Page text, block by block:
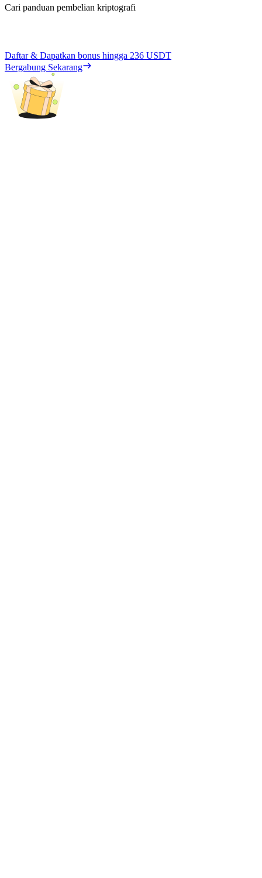
Cari panduan pembelian kriptografi
Daftar & Dapatkan bonus hingga 236 USDT
Bergabung Sekarang